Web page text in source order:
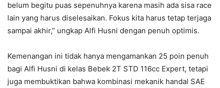
belum begitu puas sepenuhnya karena masih ada sisa race
lain yang harus diselesaikan. Fokus kita harus tetap terjaga
sampai akhir,” ungkap Alfi Husni dengan penuh optimis.
​Kemenangan ini tidak hanya mengamankan 25 poin penuh
bagi Alfi Husni di kelas Bebek 2T STD 116cc Expert, tetapi
juga membuktikan bahwa kombinasi mekanik handal SAE